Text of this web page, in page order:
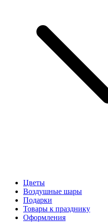
Цветы
Воздушные шары
Подарки
Товары к празднику
Оформления